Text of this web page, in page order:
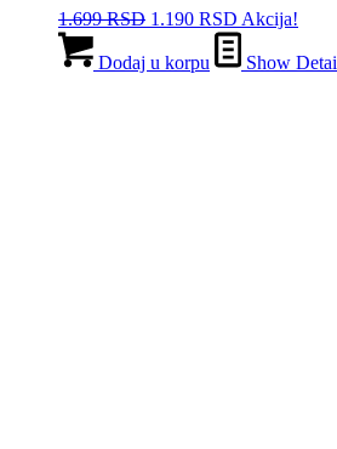
1.699RSD Originalna
je
1.190 RSD Trenutna
cena
je:
Akcija!
Dodaj u korpu Show